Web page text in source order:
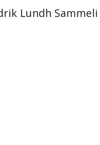
Lundh Sammeli